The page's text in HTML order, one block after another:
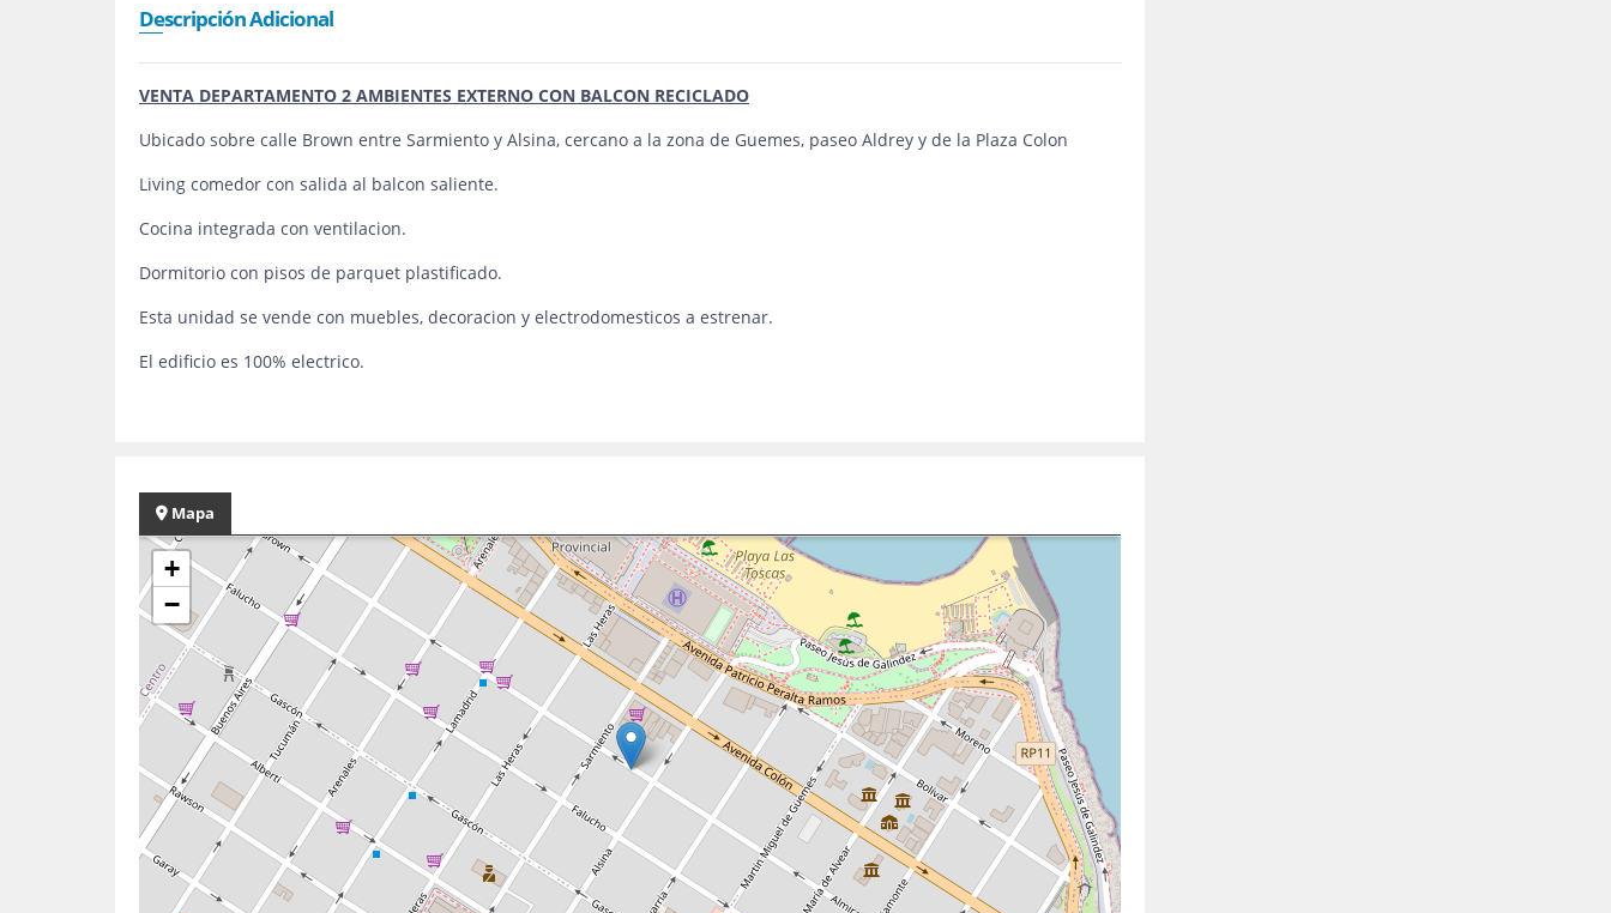
Descripción Adicional
VENTA DEPARTAMENTO 2 AMBIENTES EXTERNO CON BALCON RECICLADO
Ubicado sobre calle Brown entre Sarmiento y Alsina, cercano a la zona de Guemes, paseo Aldrey y de la Plaza Colon
Living comedor con salida al balcon saliente.
Cocina integrada con ventilacion.
Dormitorio con pisos de parquet plastificado.
Esta unidad se vende con muebles, decoracion y electrodomesticos a estrenar.
E️l edificio es 100% electrico.
Mapa
+
−